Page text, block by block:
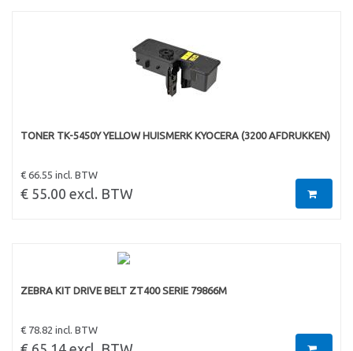
TONER TK-5450Y YELLOW HUISMERK KYOCERA (3200 AFDRUKKEN)
€ 66.55 incl. BTW
€ 55.00 excl. BTW
ZEBRA KIT DRIVE BELT ZT400 SERIE 79866M
€ 78.82 incl. BTW